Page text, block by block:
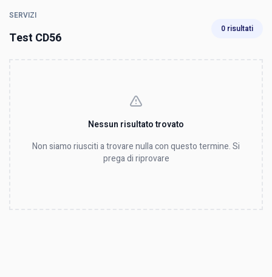
SERVIZI
Test CD56
0 risultati
Nessun risultato trovato
Non siamo riusciti a trovare nulla con questo termine. Si
prega di riprovare